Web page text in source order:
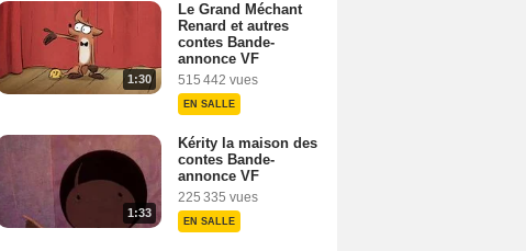
1:30
Le Grand Méchant
Renard et autres
contes Bande-
annonce VF
515 442 vues
EN SALLE
1:33
Kérity la maison des
contes Bande-
annonce VF
225 335 vues
EN SALLE